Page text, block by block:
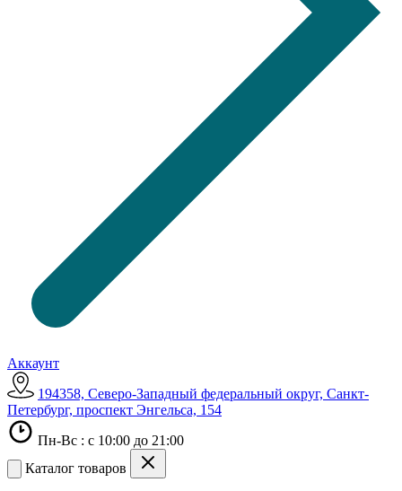
Аккаунт
194358, Северо-Западный федеральный округ, Санкт-
Петербург, проспект Энгельса, 154
Пн-Вс : с 10:00 до 21:00
Каталог товаров